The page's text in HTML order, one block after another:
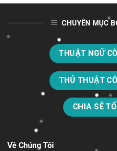
CHUYÊN MỤC
THUẬT NGỮ
THỦ THUẬT
CHIA SẺ
Về Chúng Tôi